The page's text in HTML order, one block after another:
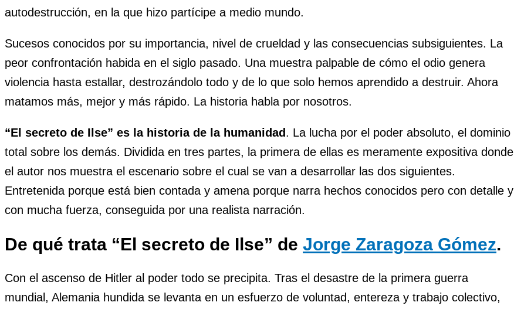
autodestrucción, en la que hizo partícipe a medio mundo.
Sucesos conocidos por su importancia, nivel de crueldad y las consecuencias subsiguientes. La
peor confrontación habida en el siglo pasado. Una muestra palpable de cómo el odio genera
violencia hasta estallar, destrozándolo todo y de lo que solo hemos aprendido a destruir. Ahora
matamos más, mejor y más rápido. La historia habla por nosotros.
“El secreto de Ilse” es la historia de la humanidad. La lucha por el poder absoluto, el dominio
total sobre los demás. Dividida en tres partes, la primera de ellas es meramente expositiva donde
el autor nos muestra el escenario sobre el cual se van a desarrollar las dos siguientes.
Entretenida porque está bien contada y amena porque narra hechos conocidos pero con detalle y
con mucha fuerza, conseguida por una realista narración.
De qué trata “El secreto de Ilse” de Jorge Zaragoza Gómez.
Con el ascenso de Hitler al poder todo se precipita. Tras el desastre de la primera guerra
mundial, Alemania hundida se levanta en un esfuerzo de voluntad, entereza y trabajo colectivo,